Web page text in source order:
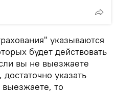
указываются
будет действовать
вы не выезжаете
указать
выезжаете, то